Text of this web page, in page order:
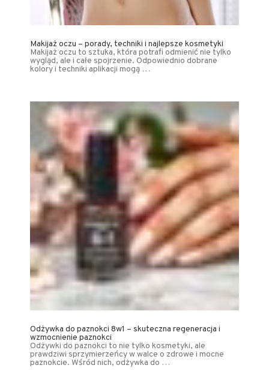
Makijaż oczu – porady, techniki i najlepsze kosmetyki
Makijaż oczu to sztuka, która potrafi odmienić nie tylko
wygląd, ale i całe spojrzenie. Odpowiednio dobrane
kolory i techniki aplikacji mogą …
Odżywka do paznokci 8w1 – skuteczna regeneracja i
wzmocnienie paznokci
Odżywki do paznokci to nie tylko kosmetyki, ale
prawdziwi sprzymierzeńcy w walce o zdrowe i mocne
paznokcie. Wśród nich, odżywka do …